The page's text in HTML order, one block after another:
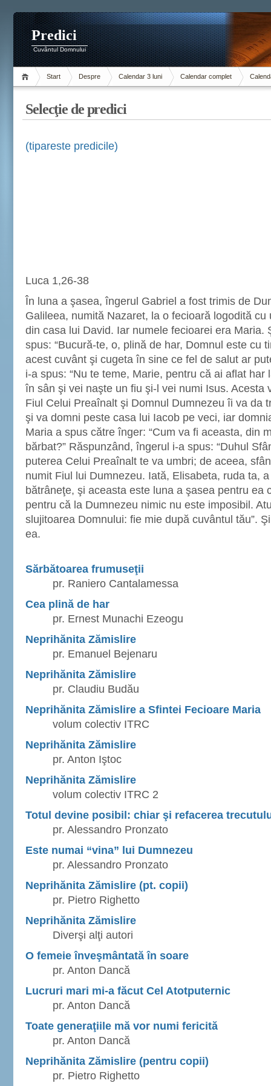
Predici
Cuvântul Domnului
Start Despre Calendar 3 luni Calendar complet
Selecţie de predici
(tipareste predicile)
Luca 1,26-38
În luna a şasea, îngerul Gabriel a fost trimis de
Galileea, numită Nazaret, la o fecioară logodită cu
din casa lui David. Iar numele fecioarei era Maria.
spus: “Bucură-te, o, plină de har, Domnul este cu
acest cuvânt şi cugeta în sine ce fel de salut ar
i-a spus: “Nu te teme, Marie, pentru că ai aflat har
în sân şi vei naşte un fiu şi-l vei numi Isus. Acesta
Fiul Celui Preaînalt şi Domnul Dumnezeu îi va da
şi va domni peste casa lui Iacob pe veci, iar
Maria a spus către înger: “Cum va fi aceasta, din
bărbat?” Răspunzând, îngerul i-a spus: “Duhul
puterea Celui Preaînalt te va umbri; de aceea,
numit Fiul lui Dumnezeu. Iată, Elisabeta, ruda ta,
bătrâneţe, şi aceasta este luna a şasea pentru ea
pentru că la Dumnezeu nimic nu este imposibil.
slujitoarea Domnului: fie mie după cuvântul tău”.
ea.
Sărbătoarea frumuseţii
pr. Raniero Cantalamessa
Cea plină de har
pr. Ernest Munachi Ezeogu
Neprihănita Zămislire
pr. Emanuel Bejenaru
Neprihănita Zămislire
pr. Claudiu Budău
Neprihănita Zămislire a Sfintei Fecioare Maria
volum colectiv ITRC
Neprihănita Zămislire
pr. Anton Iştoc
Neprihănita Zămislire
volum colectiv ITRC 2
Totul devine posibil: chiar şi refacerea
pr. Alessandro Pronzato
Este numai “vina” lui Dumnezeu
pr. Alessandro Pronzato
Neprihănita Zămislire (pt. copii)
pr. Pietro Righetto
Neprihănita Zămislire
Diverşi alţi autori
O femeie înveşmântată în soare
pr. Anton Dancă
Lucruri mari mi-a făcut Cel Atotputernic
pr. Anton Dancă
Toate generaţiile mă vor numi fericită
pr. Anton Dancă
Neprihănita Zămislire (pentru copii)
pr. Pietro Righetto